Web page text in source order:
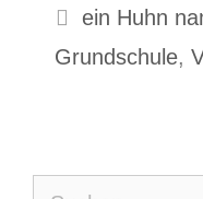
ein Huhn
Grundschule,